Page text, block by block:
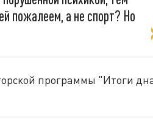
пожалеем, а не спорт? Но
программы "Итоги